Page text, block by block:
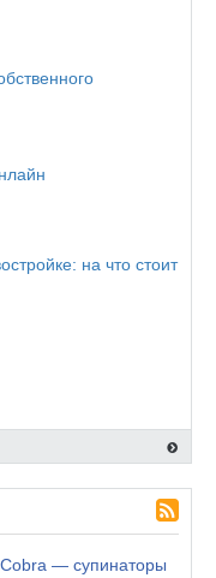
на что стоит
— супинаторы